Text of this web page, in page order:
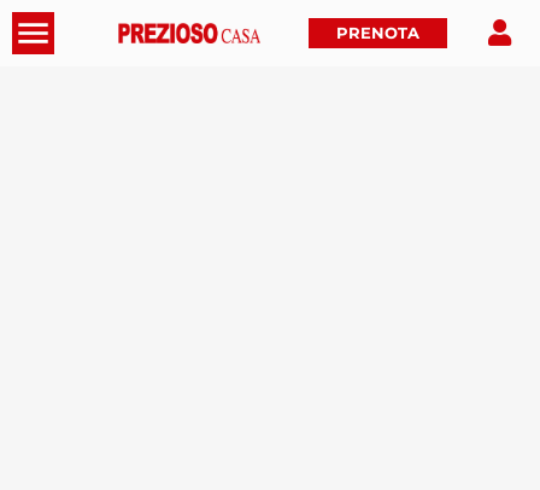
PRENOTA